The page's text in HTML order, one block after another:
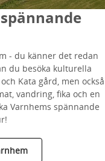
- du känner det redan
du besöka kulturella
Kata gård, men också
vandring, fika och en
Varnhems spännande